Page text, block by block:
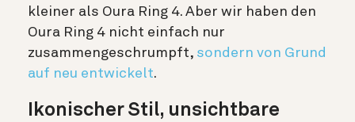
kleiner als Oura Ring 4. Aber wir haben den
Oura Ring 4 nicht einfach nur
zusammengeschrumpft, sondern von Grund
auf neu entwickelt.
Ikonischer Stil, unsichtbare